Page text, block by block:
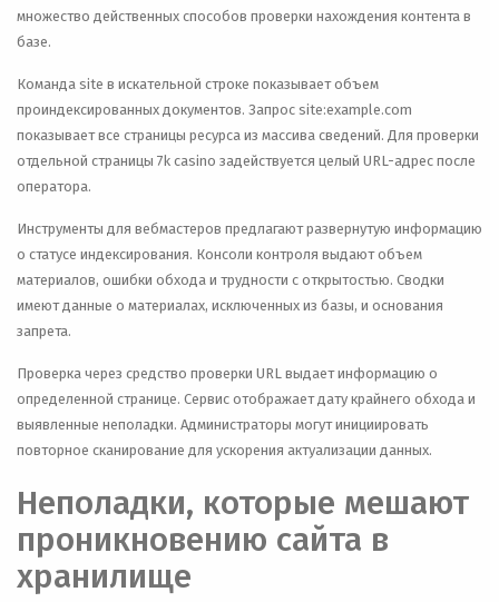
множество действенных способов проверки нахождения контента в
базе.
Команда site в искательной строке показывает объем
проиндексированных документов. Запрос site:example.com
показывает все страницы ресурса из массива сведений. Для проверки
отдельной страницы 7k casino задействуется целый URL-адрес после
оператора.
Инструменты для вебмастеров предлагают развернутую информацию
о статусе индексирования. Консоли контроля выдают объем
материалов, ошибки обхода и трудности с открытостью. Сводки
имеют данные о материалах, исключенных из базы, и основания
запрета.
Проверка через средство проверки URL выдает информацию о
определенной странице. Сервис отображает дату крайнего обхода и
выявленные неполадки. Администраторы могут инициировать
повторное сканирование для ускорения актуализации данных.
Неполадки, которые мешают
проникновению сайта в
хранилище